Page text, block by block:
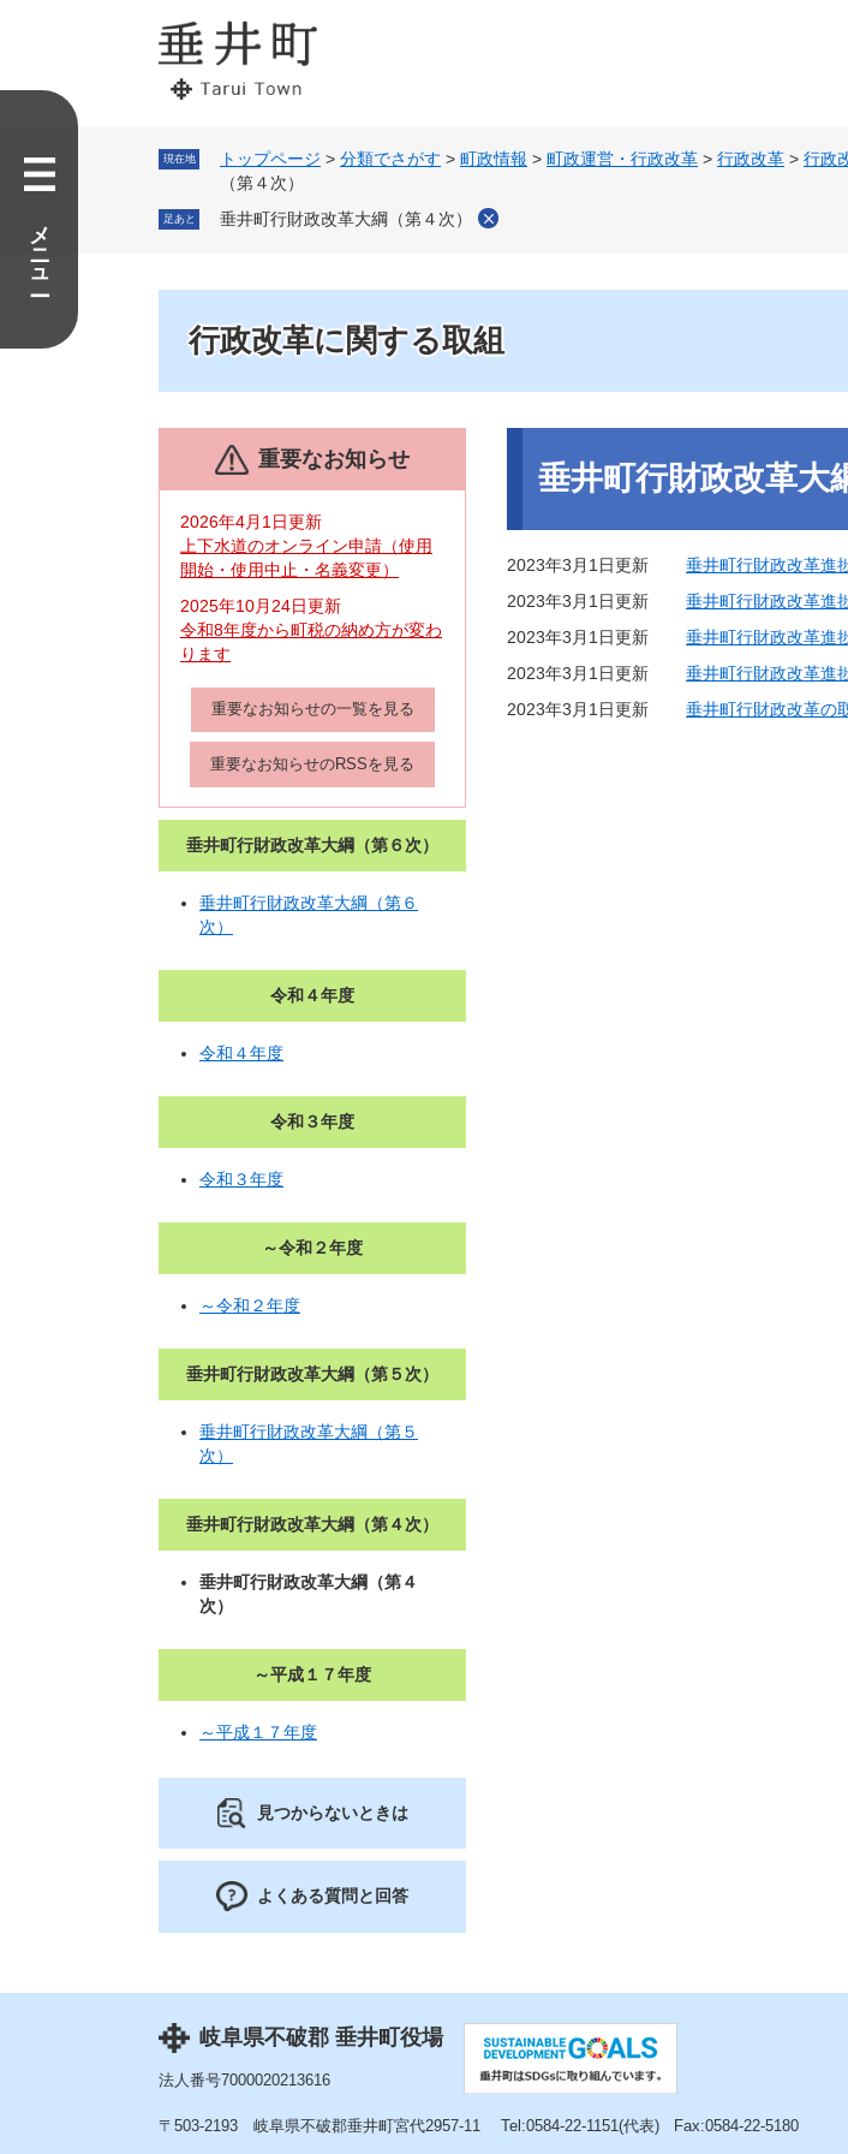
す。
メニュー
現在地 トップページ > 分類でさがす > 町政情報 > 町政運営・行政改革 > 行政改革 > 行政
（第４次）
足あと 垂井町行財政改革大綱（第４次）
行政改革に関する取組
垂井町行財政改革大
2023年3月1日更新
垂井町行財政改革進
2023年3月1日更新
垂井町行財政改革進
2023年3月1日更新
垂井町行財政改革進
2023年3月1日更新
垂井町行財政改革進
2023年3月1日更新
垂井町行財政改革の
重要なお知らせ
2026年4月1日更新
上下水道のオンライン申請（使用
開始・使用中止・名義変更）
2025年10月24日更新
令和8年度から町税の納め方が変わ
ります
重要なお知らせの一覧を見る
重要なお知らせのRSSを見る
垂井町行財政改革大綱（第６次）
垂井町行財政改革大綱（第６
次）
令和４年度
令和４年度
令和３年度
令和３年度
～令和２年度
～令和２年度
垂井町行財政改革大綱（第５次）
垂井町行財政改革大綱（第５
次）
垂井町行財政改革大綱（第４次）
垂井町行財政改革大綱（第４
次）
～平成１７年度
～平成１７年度
見つからないときは
よくある質問と回答
岐阜県不破郡 垂井町役場
法人番号7000020213616
〒503-2193 岐阜県不破郡垂井町宮代2957-11 Tel:0584-22-1151(代表) Fax:0584-22-5180